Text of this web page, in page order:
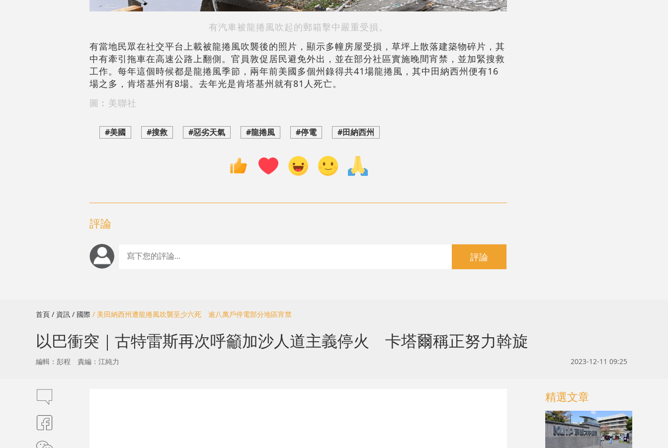
有汽車被龍捲風吹起的郵箱擊中嚴重受損。
有當地民眾在社交平台上載被龍捲風吹襲後的照片，顯示多幢房屋受損，草坪上散落建築物碎片，其
中有牽引拖車在高速公路上翻側。官員敦促居民避免外出，並在部分社區實施晚間宵禁，並加緊搜救
工作。每年這個時候都是龍捲風季節，兩年前美國多個州錄得共41場龍捲風，其中田納西州便有16
場之多，肯塔基州有8場。去年光是肯塔基州就有81人死亡。
圖︰美聯社
#美國 #搜救 #惡劣天氣 #龍捲風 #停電 #田納西州
評論
評論
首頁 / 資訊 / 國際 / 美田納西州遭龍捲風吹襲至少六死 逾八萬戶停電部分地區宵禁
以巴衝突｜古特雷斯再次呼籲加沙人道主義停火 卡塔爾稱正努力斡旋
編輯：彭程 責編：江純力 2023-12-11 09:25
精選文章